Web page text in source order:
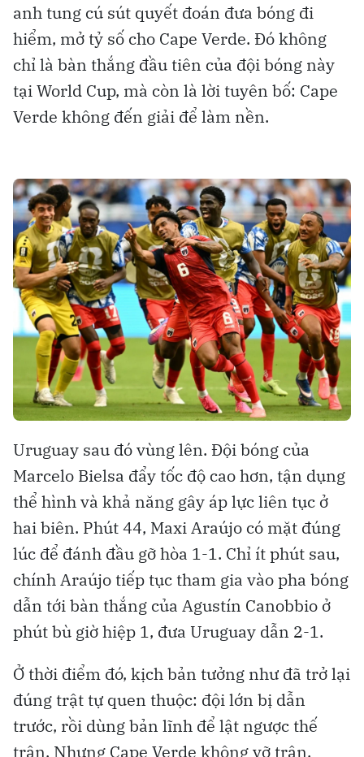
anh tung cú sút quyết đoán đưa bóng đi
hiểm, mở tỷ số cho Cape Verde. Đó không
chỉ là bàn thắng đầu tiên của đội bóng này
tại World Cup, mà còn là lời tuyên bố: Cape
Verde không đến giải để làm nền.
Uruguay sau đó vùng lên. Đội bóng của
Marcelo Bielsa đẩy tốc độ cao hơn, tận dụng
thể hình và khả năng gây áp lực liên tục ở
hai biên. Phút 44, Maxi Araújo có mặt đúng
lúc để đánh đầu gỡ hòa 1-1. Chỉ ít phút sau,
chính Araújo tiếp tục tham gia vào pha bóng
dẫn tới bàn thắng của Agustín Canobbio ở
phút bù giờ hiệp 1, đưa Uruguay dẫn 2-1.
Ở thời điểm đó, kịch bản tưởng như đã trở lại
đúng trật tự quen thuộc: đội lớn bị dẫn
trước, rồi dùng bản lĩnh để lật ngược thế
trận. Nhưng Cape Verde không vỡ trận.